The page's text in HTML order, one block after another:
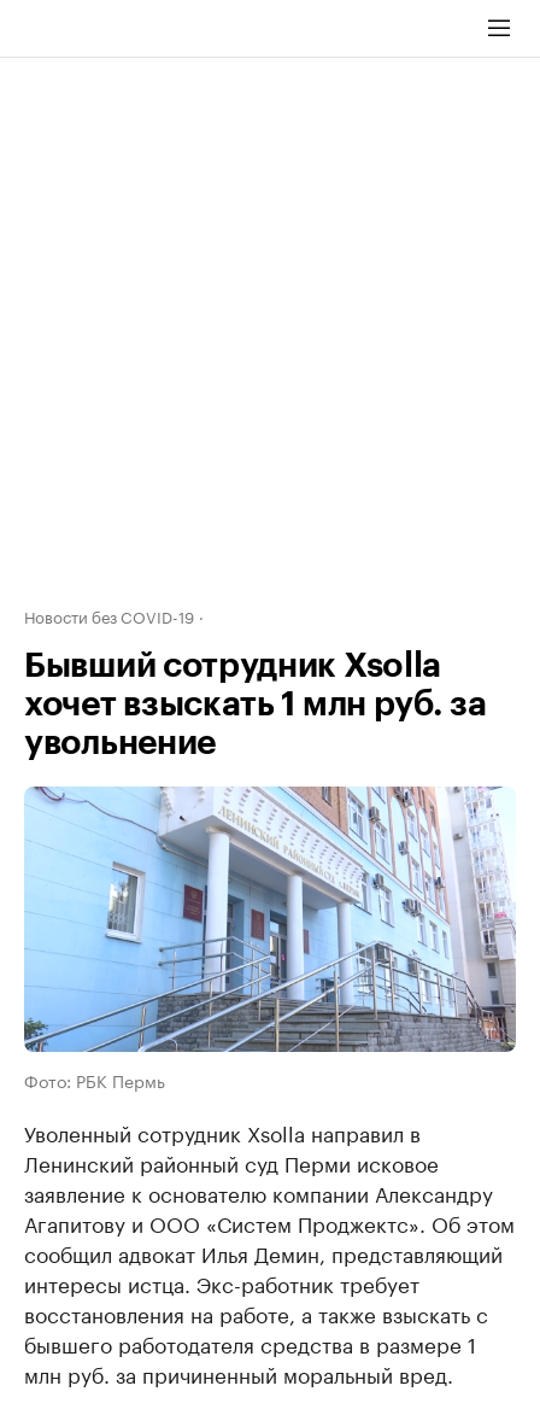
Новости без COVID-19
Бывший сотрудник Xsolla
хочет взыскать 1 млн руб. за
увольнение
Фото: РБК Пермь
Уволенный сотрудник Xsolla направил в
Ленинский районный суд Перми исковое
заявление к основателю компании Александру
Агапитову и ООО «Систем Проджектс». Об этом
сообщил адвокат Илья Демин, представляющий
интересы истца. Экс-работник требует
восстановления на работе, а также взыскать с
бывшего работодателя средства в размере 1
млн руб. за причиненный моральный вред.